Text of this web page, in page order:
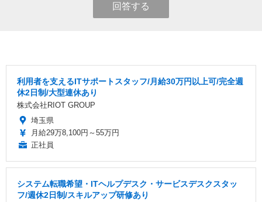
回答する
利用者を支えるITサポートスタッフ/月給30万円以上可/完全週
休2日制/大型連休あり
株式会社RIOT GROUP
埼玉県
月給29万8,100円～55万円
正社員
システム転職希望・ITヘルプデスク・サービスデスクスタッ
フ/週休2日制/スキルアップ研修あり